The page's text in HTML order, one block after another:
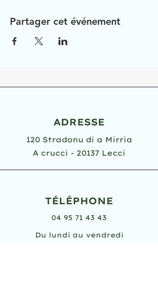
Partager cet événement
ADRESSE
120 Stradonu di a Mirria
A crucci - 20137 Lecci
TÉLÉPHONE
04 95 71 43 43
Du lundi au vendredi